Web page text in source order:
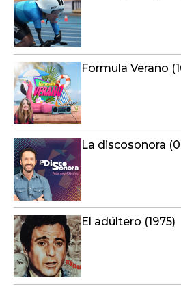
Formula Verano
La discosonora
El adúltero (1975)